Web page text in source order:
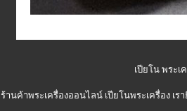
เปียโน พระเ
ร้านค้าพระเครื่องออนไลน์ เปียโนพระเครื่อง เ